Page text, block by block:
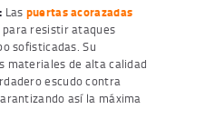
Las puertas acorazadas
resistir ataques
sofisticadas. Su
materiales de alta calidad
escudo contra
así la máxima